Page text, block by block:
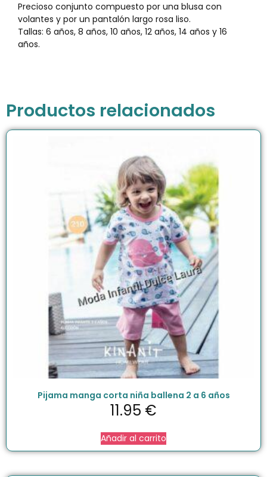
Precioso conjunto compuesto por una blusa con
volantes y por un pantalón largo rosa liso.
Tallas: 6 años, 8 años, 10 años, 12 años, 14 años y 16
años.
Productos relacionados
Pijama manga corta niña ballena 2 a 6 años
11.95 €
Añadir al carrito